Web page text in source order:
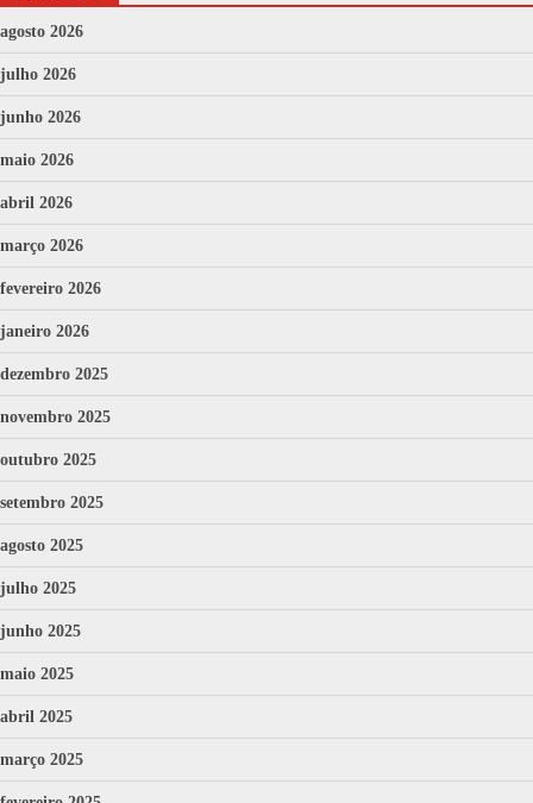
agosto 2026
julho 2026
junho 2026
maio 2026
abril 2026
março 2026
fevereiro 2026
janeiro 2026
dezembro 2025
novembro 2025
outubro 2025
setembro 2025
agosto 2025
julho 2025
junho 2025
maio 2025
abril 2025
março 2025